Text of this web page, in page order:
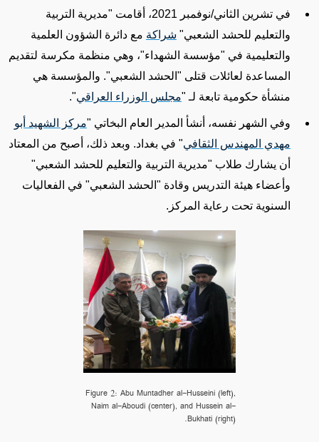
في تشرين الثاني/نوفمبر 2021، أقامت "مديرية التربية
والتعليم للحشد الشعبي" شراكة مع دائرة الشؤون العلمية
والتعليمية في "مؤسسة الشهداء"، وهي منظمة مكرسة لتقديم
المساعدة لعائلات قتلى "الحشد الشعبي". والمؤسسة هي
منشأة حكومية تابعة لـ "مجلس الوزراء العراقي".
وفي الشهر نفسه، أنشأ المدير العام البخاتي "مركز الشهيد أبو
مهدي المهندس الثقافي" في بغداد. وبعد ذلك، أصبح من المعتاد
أن يشارك طلاب "مديرية التربية والتعليم للحشد الشعبي"
وأعضاء هيئة التدريس وقادة "الحشد الشعبي" في الفعاليات
السنوية تحت رعاية المركز.
Figure 2: Abu Muntadher al-Husseini (left),
Naim al-Aboudi (center), and Hussein al-
Bukhati (right).